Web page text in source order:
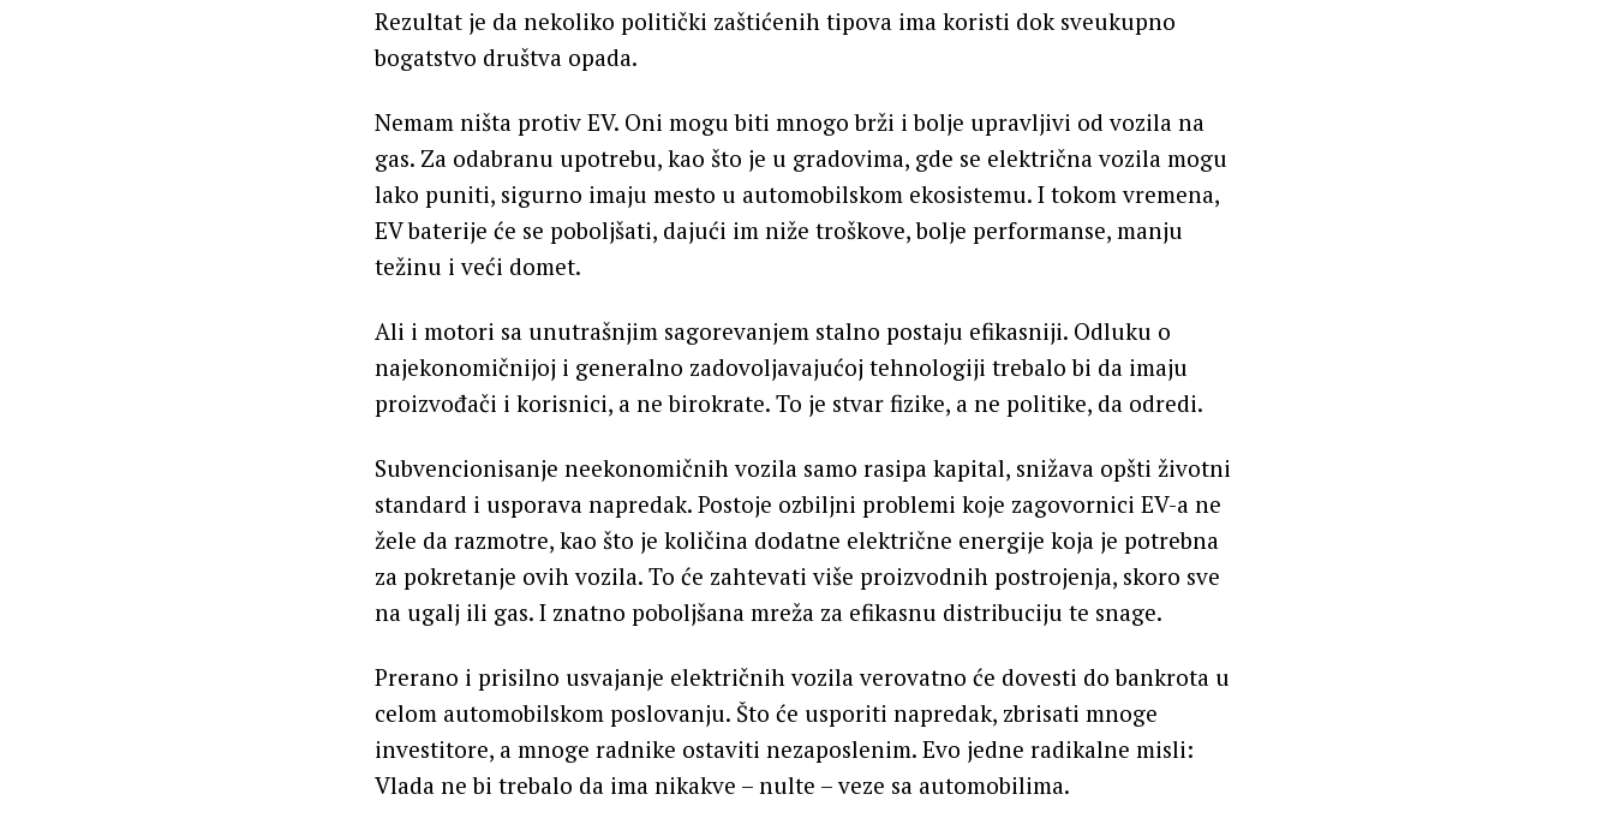
Rezultat je da nekoliko politički zaštićenih tipova ima koristi dok sveukupno
bogatstvo društva opada.
Nemam ništa protiv EV. Oni mogu biti mnogo brži i bolje upravljivi od vozila na
gas. Za odabranu upotrebu, kao što je u gradovima, gde se električna vozila mogu
lako puniti, sigurno imaju mesto u automobilskom ekosistemu. I tokom vremena,
EV baterije će se poboljšati, dajući im niže troškove, bolje performanse, manju
težinu i veći domet.
Ali i motori sa unutrašnjim sagorevanjem stalno postaju efikasniji. Odluku o
najekonomičnijoj i generalno zadovoljavajućoj tehnologiji trebalo bi da imaju
proizvođači i korisnici, a ne birokrate. To je stvar fizike, a ne politike, da odredi.
Subvencionisanje neekonomičnih vozila samo rasipa kapital, snižava opšti životni
standard i usporava napredak. Postoje ozbiljni problemi koje zagovornici EV-a ne
žele da razmotre, kao što je količina dodatne električne energije koja je potrebna
za pokretanje ovih vozila. To će zahtevati više proizvodnih postrojenja, skoro sve
na ugalj ili gas. I znatno poboljšana mreža za efikasnu distribuciju te snage.
Prerano i prisilno usvajanje električnih vozila verovatno će dovesti do bankrota u
celom automobilskom poslovanju. Što će usporiti napredak, zbrisati mnoge
investitore, a mnoge radnike ostaviti nezaposlenim. Evo jedne radikalne misli:
Vlada ne bi trebalo da ima nikakve – nulte – veze sa automobilima.